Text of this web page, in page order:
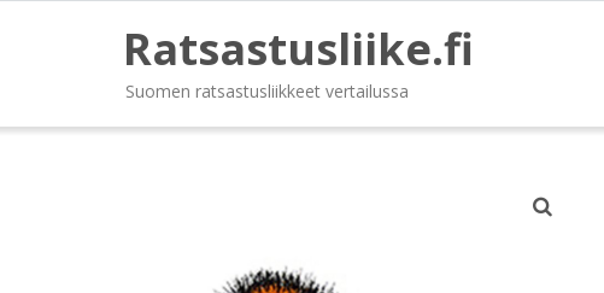
Ratsastusliike.fi
Suomen ratsastusliikkeet vertailussa